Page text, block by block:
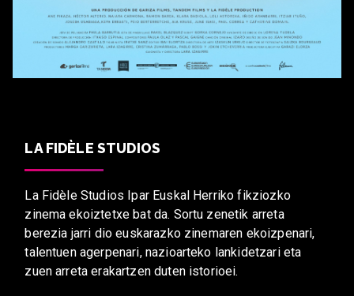
LA FIDÈLE STUDIOS
La Fidèle Studios Ipar Euskal Herriko fikziozko
zinema ekoiztetxe bat da. Sortu zenetik arreta
berezia jarri dio euskarazko zinemaren ekoizpenari,
talentuen agerpenari, nazioarteko lankidetzari eta
zuen arreta erakartzen duten istorioei.